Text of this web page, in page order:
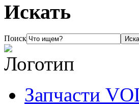
Искать
Поиск
Запчасти